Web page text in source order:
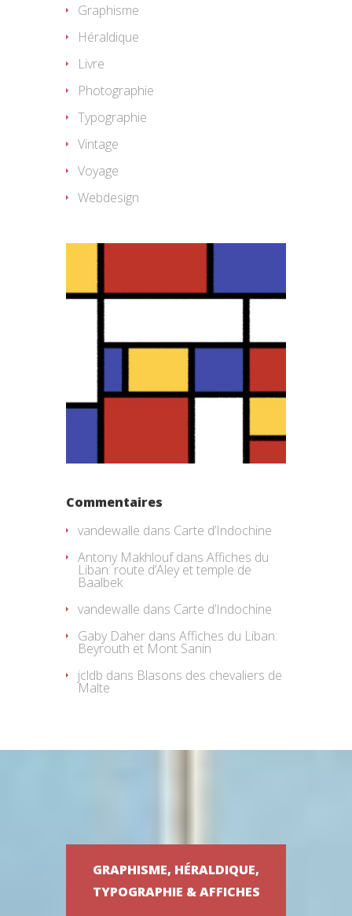
Graphisme
Héraldique
Livre
Photographie
Typographie
Vintage
Voyage
Webdesign
Commentaires
vandewalle dans Carte d’Indochine
Antony Makhloufdans Affiches du
Liban: route d’Aley et temple de
Baalbek
vandewalle dans Carte d’Indochine
Gaby Daher dans Affiches du Liban:
Beyrouth et Mont Sanin
jcldb dans Blasons des chevaliers de
Malte
GRAPHISME, HÉRALDIQUE,
TYPOGRAPHIE & AFFICHES